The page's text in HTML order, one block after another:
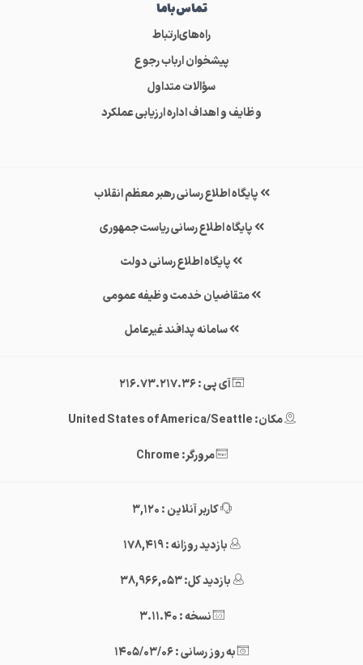
تماس‌باما
راه‌های‌ارتباط
پیشخوان ارباب رجوع
سؤالات متداول
وظایف و اهداف اداره ارزیابی عملکرد
پایگاه اطلاع رسانی رهبر معظم انقلاب
پایگاه اطلاع رسانی ریاست جمهوری
پایگاه اطلاع رسانی دولت
متقاضیان خدمت وظیفه عمومی
سامانه پدافند غیرعامل
آی پی : 216.73.217.36
مکان: United States of America/Seattle
مرورگر: Chrome
کاربر آنلاین : 3,120
بازدید روزانه : 178,419
بازدید کل: 38,966,053
نسخه : 3.11.40
به روز رسانی : 1405/03/06